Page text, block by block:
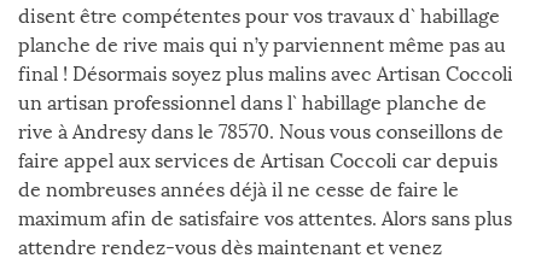
disent être compétentes pour vos travaux d` habillage
planche de rive mais qui n’y parviennent même pas au
final ! Désormais soyez plus malins avec Artisan Coccoli
un artisan professionnel dans l` habillage planche de
rive à Andresy dans le 78570. Nous vous conseillons de
faire appel aux services de Artisan Coccoli car depuis
de nombreuses années déjà il ne cesse de faire le
maximum afin de satisfaire vos attentes. Alors sans plus
attendre rendez-vous dès maintenant et venez